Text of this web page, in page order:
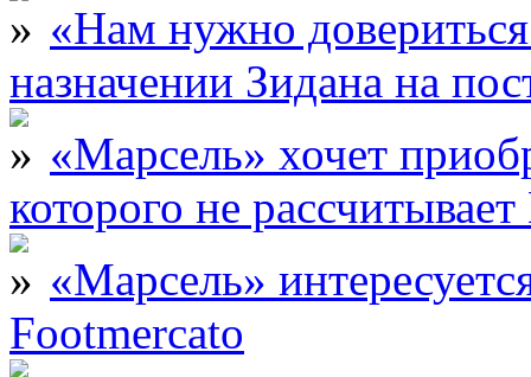
«Нам нужно
назначении Зидана на
«Марсель» хочет
которого не
«Марсель»
Footmercato